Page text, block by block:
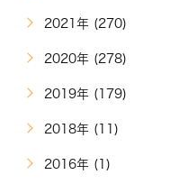
2021年 (270)
2020年 (278)
2019年 (179)
2018年 (11)
2016年 (1)